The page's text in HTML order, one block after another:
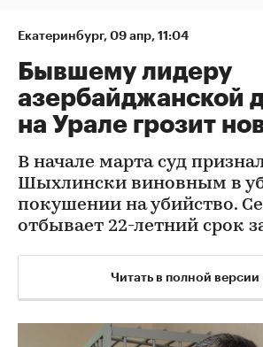
Екатеринбург, 09 апр, 11:04
Бывшему лидеру
азербайджанской
на Урале грозит
В начале марта суд
Шыхлински виновным в
покушении на убийство.
отбывает 22-летний срок
Читать в полной версии